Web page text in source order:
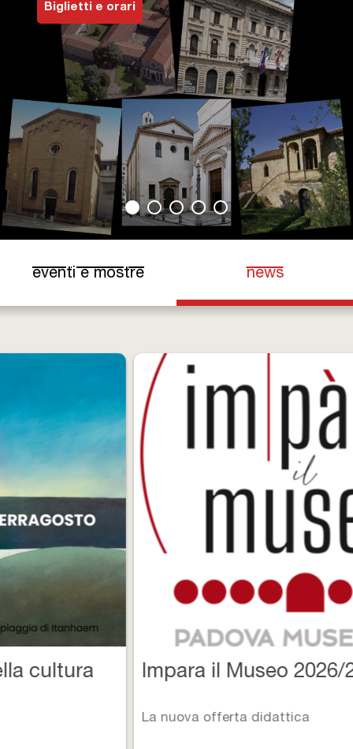
Biglietti e Orari
Facebook
YouTube
Twitter
Instagram
Biglietti e orari
eventi e mostre news
Impara il Museo 2026/2027
La nuova offerta didattica